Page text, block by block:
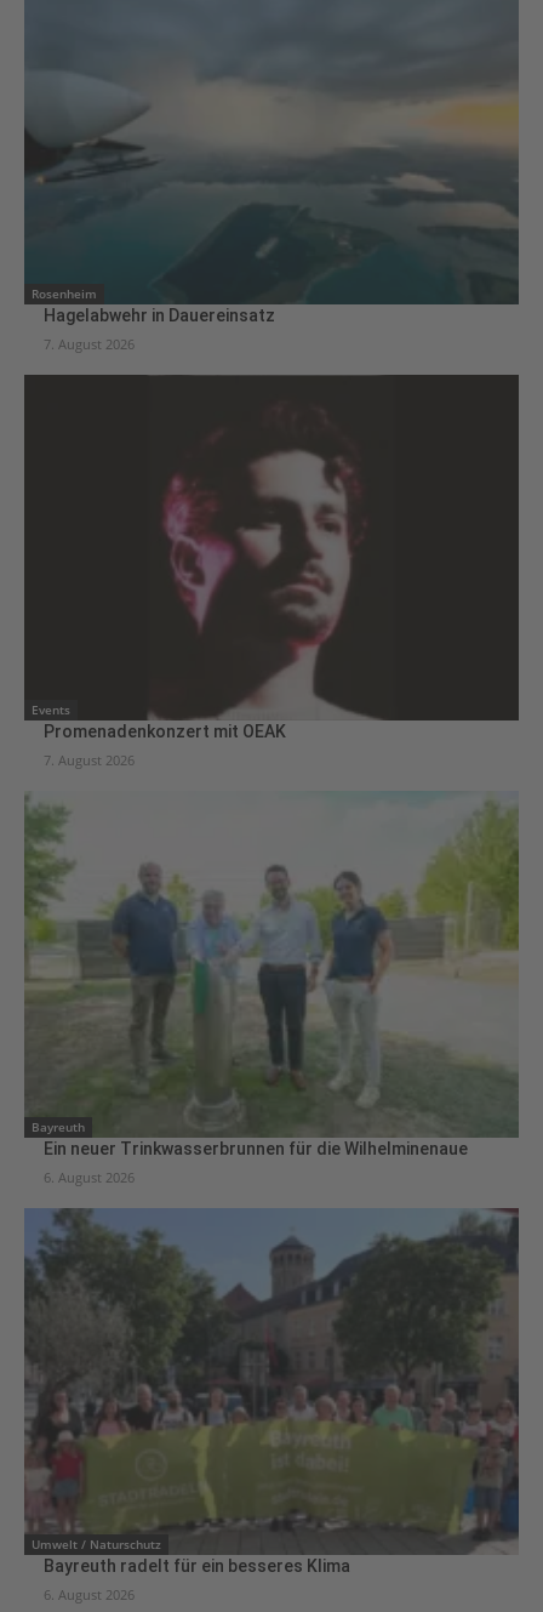
Rosenheim
Hagelabwehr in Dauereinsatz
7. August 2026
Events
Promenadenkonzert mit OEAK
7. August 2026
Bayreuth
Ein neuer Trinkwasserbrunnen für die Wilhelminenaue
6. August 2026
Umwelt / Naturschutz
Bayreuth radelt für ein besseres Klima
6. August 2026